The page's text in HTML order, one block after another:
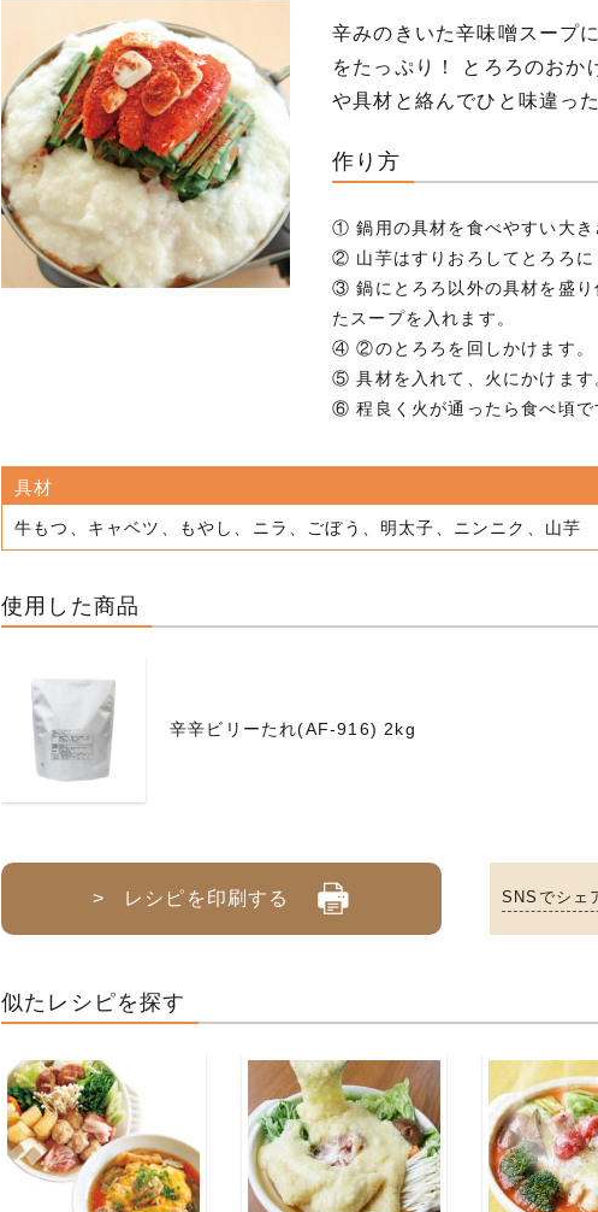
辛みのきいた辛味噌スープ
をたっぷり！ とろろのおか
や具材と絡んでひと味違っ
作り方
① 鍋用の具材を食べやすい大き
② 山芋はすりおろしてとろろに
③ 鍋にとろろ以外の具材を盛り
たスープを入れます。
④ ②のとろろを回しかけます。
⑤ 具材を入れて、火にかけます
⑥ 程良く火が通ったら食べ頃で
具材
牛もつ、キャベツ、もやし、ニラ、ごぼう、明太子、ニンニク、山芋
使用した商品
辛辛ビリーたれ(AF-916) 2kg
> レシピを印刷する SNSでシェ
似たレシピを探す